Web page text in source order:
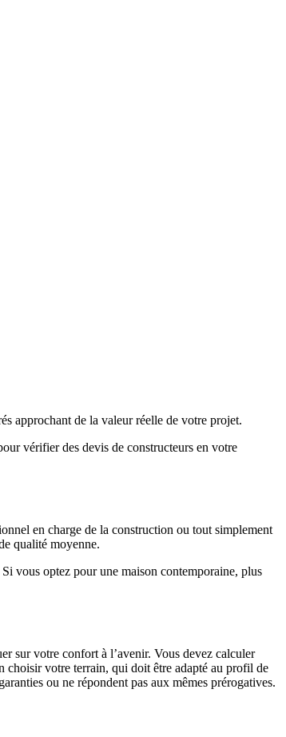
approchant de la valeur réelle de votre projet.
vérifier des devis de constructeurs en votre
en charge de la construction ou tout simplement
qualité moyenne.
vous optez pour une maison contemporaine, plus
sur votre confort à l’avenir. Vous devez calculer
choisir votre terrain, qui doit être adapté au profil de
ou ne répondent pas aux mêmes prérogatives.